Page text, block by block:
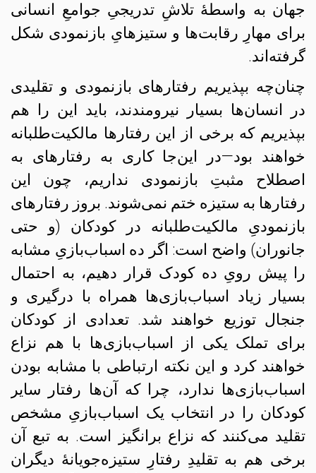
جهان به واسطهٔ تلاشِ تدریجیِ جوامعِ انسانی
برای مهارِ رقابت‌ها و ستیزهایِ بازنمودی شکل
گرفته‌اند.
چنان‌چه بپذیریم رفتارهای بازنمودی و تقلیدی
در انسان‌ها بسیار نیرومندند،‌ باید این را هم
بپذیریم که برخی از این رفتارها مالکیت‌طلبانه
خواهند بود—در این‌جا کاری به رفتارهای به
اصطلاح مثبتِ بازنمودی نداریم، چون این
رفتارها به ستیزه ختم نمی‌شوند. بروز رفتارهای
بازنمودیِ مالکیت‌طلبانه در کودکان (و حتی
جانوران) واضح است: اگر ده اسباب‌بازیِ مشابه
را پیش رویِ ده کودک قرار دهیم، به احتمال
بسیار زیاد اسباب‌بازی‌ها همراه با درگیری و
جنجال توزیع خواهند شد. تعدادی از کودکان
برای تملک یکی از اسباب‌بازی‌ها با هم نزاع
خواهند کرد و این نکته ارتباطی با مشابه بودن
اسباب‌بازی‌ها ندارد، چرا که آن‌ها رفتار سایر
کودکان را در انتخاب یک اسباب‌بازیِ مشخص
تقلید می‌کنند که نزاع‌ برانگیز است. به تبع آن
برخی هم به تقلیدِ رفتارِ ستیزه‌جویانهٔ دیگران